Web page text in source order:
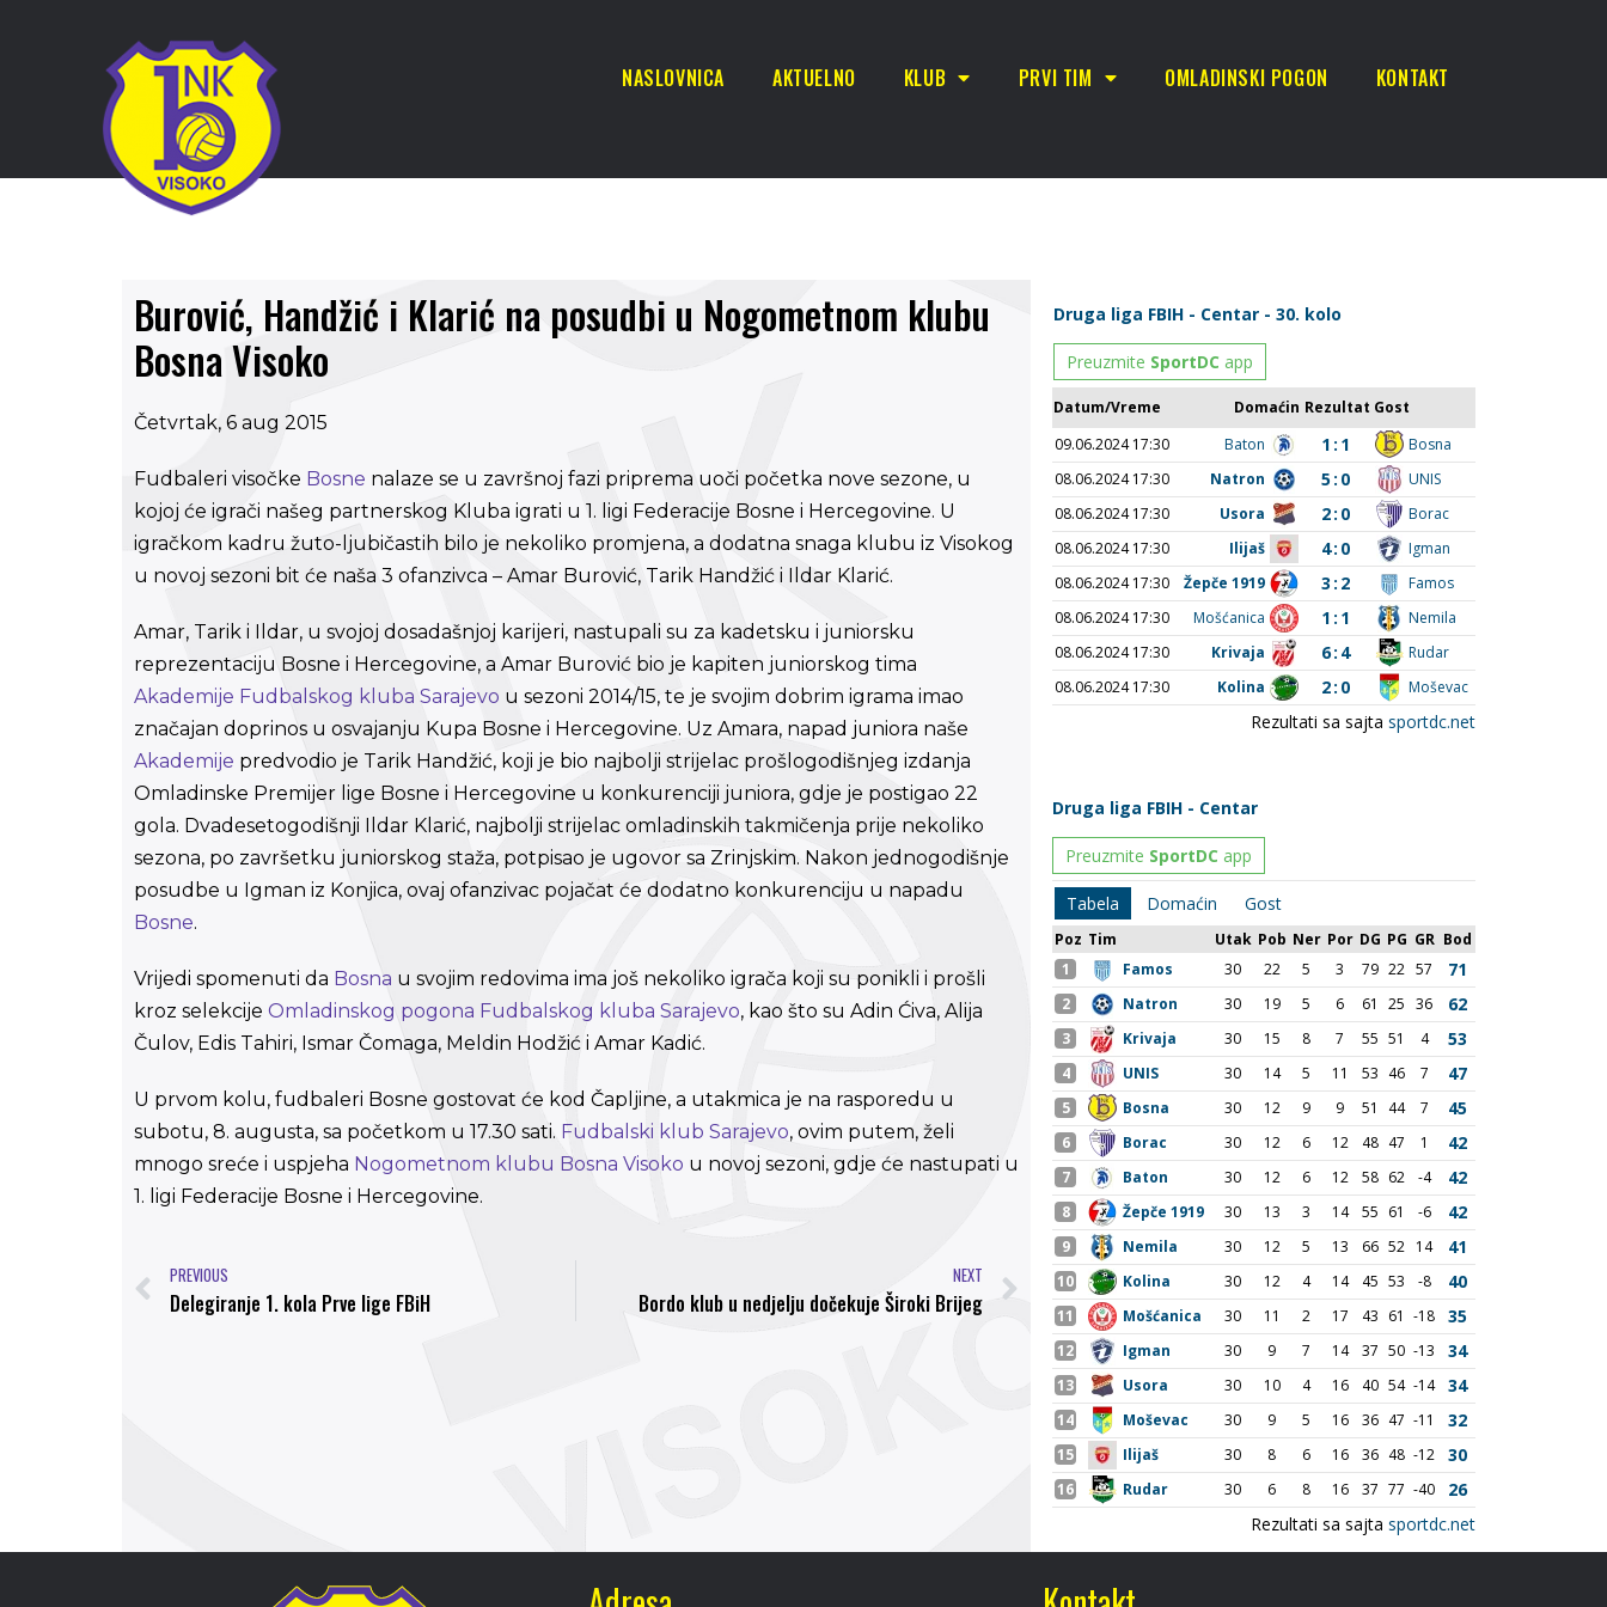
NASLOVNICA AKTUELNO KLUB PRVI TIM OMLADINSKI POGON KONTAKT
Burović, Handžić i Klarić na posudbi u Nogometnom klubu
Bosna Visoko
Četvrtak, 6 aug 2015
Fudbaleri visočke Bosne nalaze se u završnoj fazi priprema uoči početka nove sezone, u
kojoj će igrači našeg partnerskog Kluba igrati u 1. ligi Federacije Bosne i Hercegovine. U
igračkom kadru žuto-ljubičastih bilo je nekoliko promjena, a dodatna snaga klubu iz Visokog
u novoj sezoni bit će naša 3 ofanzivca – Amar Burović, Tarik Handžić i Ildar Klarić.
Amar, Tarik i Ildar, u svojoj dosadašnjoj karijeri, nastupali su za kadetsku i juniorsku
reprezentaciju Bosne i Hercegovine, a Amar Burović bio je kapiten juniorskog tima
Akademije Fudbalskog kluba Sarajevo u sezoni 2014/15, te je svojim dobrim igrama imao
značajan doprinos u osvajanju Kupa Bosne i Hercegovine. Uz Amara, napad juniora naše
Akademije predvodio je Tarik Handžić, koji je bio najbolji strijelac prošlogodišnjeg izdanja
Omladinske Premijer lige Bosne i Hercegovine u konkurenciji juniora, gdje je postigao 22
gola. Dvadesetogodišnji Ildar Klarić, najbolji strijelac omladinskih takmičenja prije nekoliko
sezona, po završetku juniorskog staža, potpisao je ugovor sa Zrinjskim. Nakon jednogodišnje
posudbe u Igman iz Konjica, ovaj ofanzivac pojačat će dodatno konkurenciju u napadu
Bosne.
Vrijedi spomenuti da Bosna u svojim redovima ima još nekoliko igrača koji su ponikli i prošli
kroz selekcije Omladinskog pogona Fudbalskog kluba Sarajevo, kao što su Adin Ćiva, Alija
Čulov, Edis Tahiri, Ismar Čomaga, Meldin Hodžić i Amar Kadić.
U prvom kolu, fudbaleri Bosne gostovat će kod Čapljine, a utakmica je na rasporedu u
subotu, 8. augusta, sa početkom u 17.30 sati. Fudbalski klub Sarajevo, ovim putem, želi
mnogo sreće i uspjeha Nogometnom klubu Bosna Visoko u novoj sezoni, gdje će nastupati u
1. ligi Federacije Bosne i Hercegovine.
PREVIOUS
Delegiranje 1. kola Prve lige FBiH
NEXT
Bordo klub u nedjelju dočekuje Široki Brijeg